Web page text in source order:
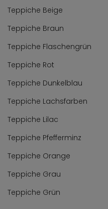
Teppiche Beige
Teppiche Braun
Teppiche Flaschengrün
Teppiche Rot
Teppiche Dunkelblau
Teppiche Lachsfarben
Teppiche Lilac
Teppiche Pfefferminz
Teppiche Orange
Teppiche Grau
Teppiche Grün